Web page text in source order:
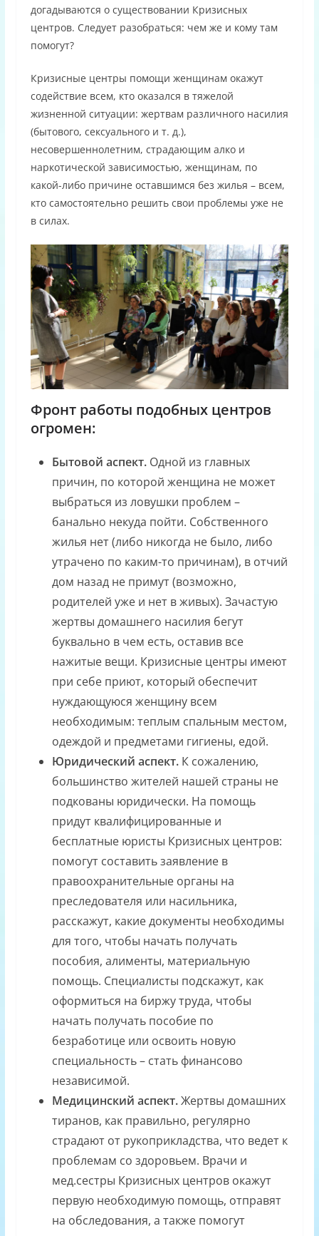
догадываются о существовании Кризисных
центров. Следует разобраться: чем же и кому там
помогут?
Кризисные центры помощи женщинам окажут
содействие всем, кто оказался в тяжелой
жизненной ситуации: жертвам различного насилия
(бытового, сексуального и т. д.),
несовершеннолетним, страдающим алко и
наркотической зависимостью, женщинам, по
какой-либо причине оставшимся без жилья – всем,
кто самостоятельно решить свои проблемы уже не
в силах.
Фронт работы подобных центров
огромен:
Бытовой аспект.Одной из главных
причин, по которой женщина не может
выбраться из ловушки проблем –
банально некуда пойти. Собственного
жилья нет (либо никогда не было, либо
утрачено по каким-то причинам), в отчий
дом назад не примут (возможно,
родителей уже и нет в живых). Зачастую
жертвы домашнего насилия бегут
буквально в чем есть, оставив все
нажитые вещи. Кризисные центры имеют
при себе приют, который обеспечит
нуждающуюся женщину всем
необходимым: теплым спальным местом,
одеждой и предметами гигиены, едой.
Юридический аспект.К сожалению,
большинство жителей нашей страны не
подкованы юридически. На помощь
придут квалифицированные и
бесплатные юристы Кризисных центров:
помогут составить заявление в
правоохранительные органы на
преследователя или насильника,
расскажут, какие документы необходимы
для того, чтобы начать получать
пособия, алименты, материальную
помощь. Специалисты подскажут, как
оформиться на биржу труда, чтобы
начать получать пособие по
безработице или освоить новую
специальность – стать финансово
независимой.
Медицинский аспект.Жертвы домашних
тиранов, как правильно, регулярно
страдают от рукоприкладства, что ведет к
проблемам со здоровьем. Врачи и
мед.сестры Кризисных центров окажут
первую необходимую помощь, отправят
на обследования, а также помогут